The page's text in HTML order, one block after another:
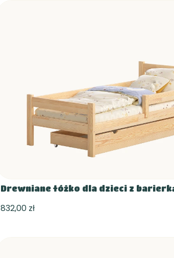
Drewniane łóżko dla dzieci z barierką
832,00 zł